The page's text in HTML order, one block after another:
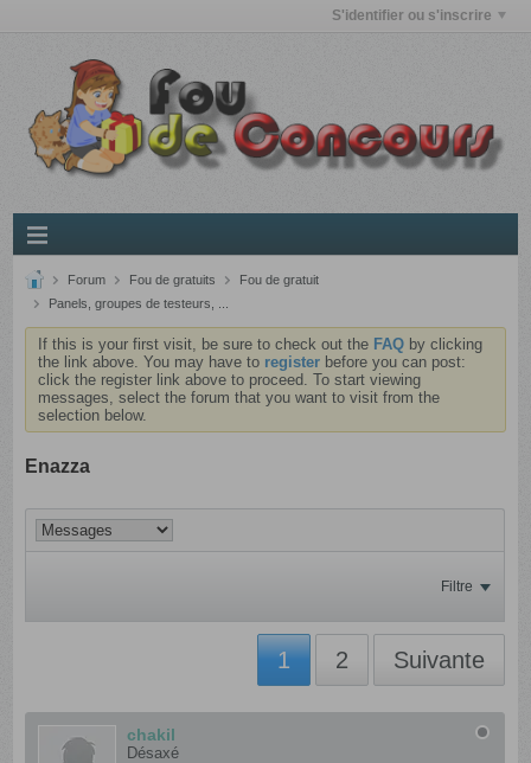
S'identifier ou s'inscrire
Forum Fou de gratuits
Fou de gratuit
Panels, groupes de testeurs, ...
If this is your first visit, be sure to check out the FAQ by clicking
the link above. You may have to register before you can post:
click the register link above to proceed. To start viewing
messages, select the forum that you want to visit from the
selection below.
Enazza
Filtre
1 2 Suivante
chakil
Désaxé